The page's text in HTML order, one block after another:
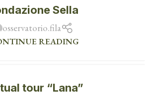
Sella
osservatorio.fila
READING
tour “Lana”